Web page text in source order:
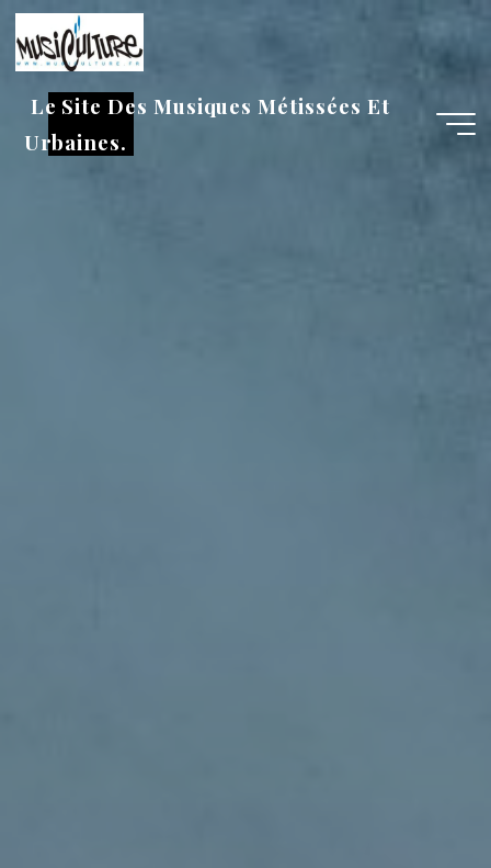
Aller
au
contenu
Le Site Des Musiques Métissées Et
Urbaines.